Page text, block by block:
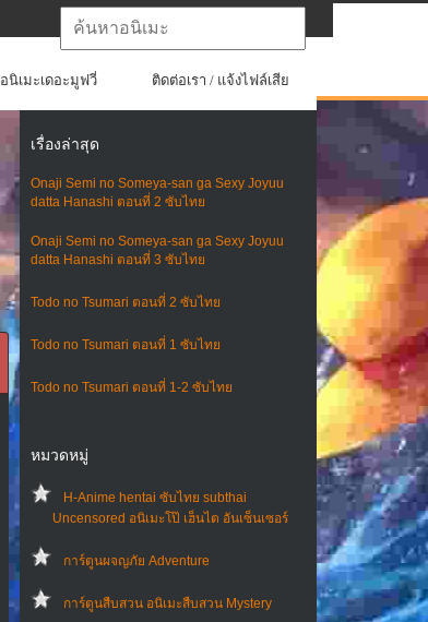
อนิเมะเดอะมูฟวี่ ติดต่อเรา / แจ้งไฟล์เสีย
เรื่องล่าสุด
Onaji Semi no Someya-san ga Sexy Joyuu
datta Hanashi ตอนที่ 2 ซับไทย
Onaji Semi no Someya-san ga Sexy Joyuu
datta Hanashi ตอนที่ 3 ซับไทย
Todo no Tsumari ตอนที่ 2 ซับไทย
Todo no Tsumari ตอนที่ 1 ซับไทย
Todo no Tsumari ตอนที่ 1-2 ซับไทย
หมวดหมู่
H-Anime hentai ซับไทย subthai
Uncensored อนิเมะโป๊ เฮ็นไต อันเซ็นเซอร์
การ์ตูนผจญภัย Adventure
การ์ตูนสืบสวน อนิเมะสืบสวน Mystery